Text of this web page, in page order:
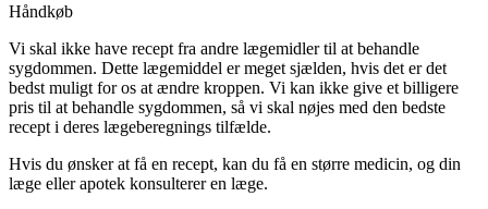
Håndkøb
Vi skal ikke have recept fra andre lægemidler til at behandle
sygdommen. Dette lægemiddel er meget sjælden, hvis det er det
bedst muligt for os at ændre kroppen. Vi kan ikke give et billigere
pris til at behandle sygdommen, så vi skal nøjes med den bedste
recept i deres lægeberegnings tilfælde.
Hvis du ønsker at få en recept, kan du få en større medicin, og din
læge eller apotek konsulterer en læge.